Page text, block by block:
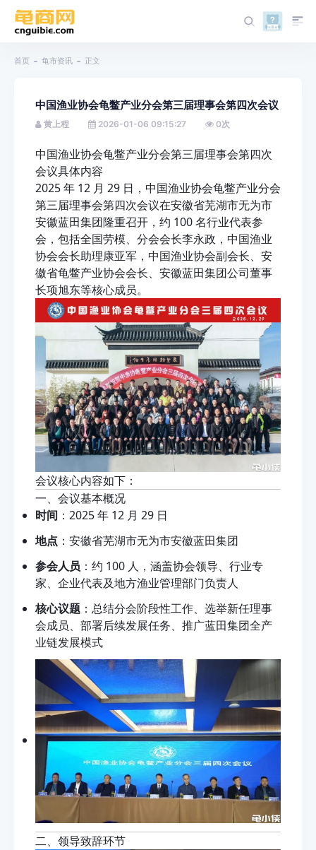
首页 龟市资讯 正文
中国渔业协会龟鳖产业分会第三届理事会第四次会议
黄上程 2026-01-06 09:15:27 0次
中国渔业协会龟鳖产业分会第三届理事会第四次
会议具体内容
2025 年 12 月 29 日，中国渔业协会龟鳖产业分会
第三届理事会第四次会议在安徽省芜湖市无为市
安徽蓝田集团隆重召开，约 100 名行业代表参
会，包括全国劳模、分会会长李永政，中国渔业
协会会长助理康亚军，中国渔业协会副会长、安
徽省龟鳖产业协会会长、安徽蓝田集团公司董事
长项旭东等核心成员。
会议核心内容如下：
一、会议基本概况
时间 ：2025 年 12 月 29 日
地点 ：安徽省芜湖市无为市安徽蓝田集团
参会人员 ：约 100 人，涵盖协会领导、行业专
家、企业代表及地方渔业管理部门负责人
核心议题 ：总结分会阶段性工作、选举新任理事
会成员、部署后续发展任务、推广蓝田集团全产
业链发展模式
二、领导致辞环节